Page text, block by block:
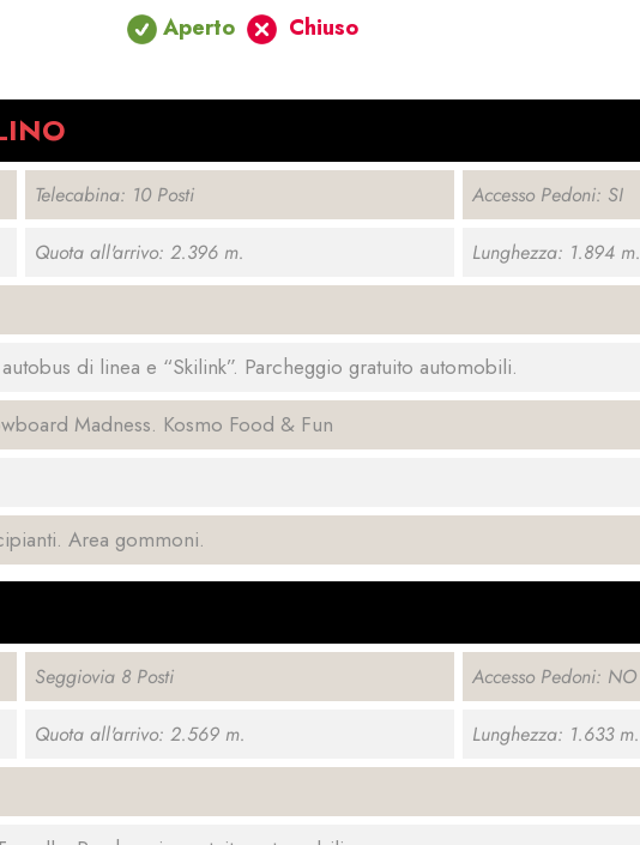
Aperto
Chiuso
Telecabina: 10 Posti Accesso Pedoni: SI
Quota all'arrivo: 2.396 m. Lunghezza: 1.894 m.
di linea e “Skilink”. Parcheggio gratuito automobili.
Madness. Kosmo Food & Fun
Area gommoni.
Seggiovia 8 Posti Accesso Pedoni: NO
Quota all'arrivo: 2.569 m. Lunghezza: 1.633 m.